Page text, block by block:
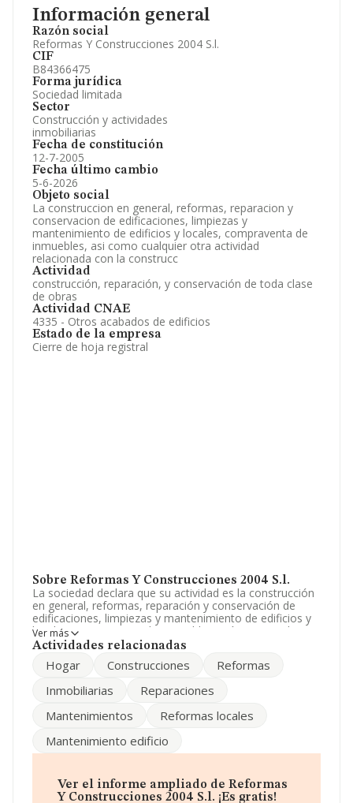
Información general
Razón social
Reformas Y Construcciones 2004 S.l.
CIF
B84366475
Forma jurídica
Sociedad limitada
Sector
Construcción y actividades
inmobiliarias
Fecha de constitución
12-7-2005
Fecha último cambio
5-6-2026
Objeto social
La construccion en general, reformas, reparacion y
conservacion de edificaciones, limpiezas y
mantenimiento de edificios y locales, compraventa de
inmuebles, asi como cualquier otra actividad
relacionada con la construcc
Actividad
construcción, reparación, y conservación de toda clase
de obras
Actividad CNAE
4335 - Otros acabados de edificios
Estado de la empresa
Cierre de hoja registral
Sobre Reformas Y Construcciones 2004 S.l.
La sociedad declara que su actividad es la construcción
en general, reformas, reparación y conservación de
edificaciones, limpiezas y mantenimiento de edificios y
locales, compraventa de inmuebles, así como cualquier
otra actividad relacionada con la construcc. La empresa
CNAE corresponde a '%cnae%', cuyo Código es 4335.
empleados con respecto al 2007 y según las cifras
de empleados ha estado por encima de la media de
sector.
La empresa española Reformas y Construcciones
2004 S.L, B84366475, tiene domicilio fiscal en Avenida
Ver más
Actividades relacionadas
Hogar Construcciones
Reformas
Inmobiliarias
Reparaciones
Mantenimientos
Reformas locales
Mantenimiento edificio
Ver el informe ampliado de Reformas
Y Construcciones 2004 S.l. ¡Es gratis!
Información oficial y registral complementaria.